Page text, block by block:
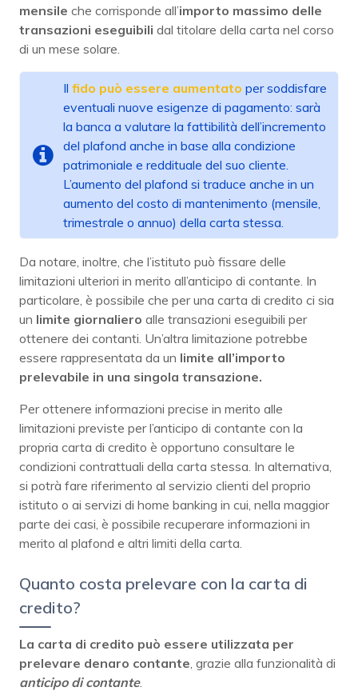
mensile che corrisponde all’importo massimo delle
transazioni eseguibili dal titolare della carta nel corso
di un mese solare.
Il fido può essere aumentato per soddisfare
eventuali nuove esigenze di pagamento: sarà
la banca a valutare la fattibilità dell’incremento
del plafond anche in base alla condizione
patrimoniale e reddituale del suo cliente.
L’aumento del plafond si traduce anche in un
aumento del costo di mantenimento (mensile,
trimestrale o annuo) della carta stessa.
Da notare, inoltre, che l’istituto può fissare delle
limitazioni ulteriori in merito all’anticipo di contante. In
particolare, è possibile che per una carta di credito ci sia
un limite giornaliero alle transazioni eseguibili per
ottenere dei contanti. Un’altra limitazione potrebbe
essere rappresentata da un limite all’importo
prelevabile in una singola transazione.
Per ottenere informazioni precise in merito alle
limitazioni previste per l’anticipo di contante con la
propria carta di credito è opportuno consultare le
condizioni contrattuali della carta stessa. In alternativa,
si potrà fare riferimento al servizio clienti del proprio
istituto o ai servizi di home banking in cui, nella maggior
parte dei casi, è possibile recuperare informazioni in
merito al plafond e altri limiti della carta.
Quanto costa prelevare con la carta di
credito?
La carta di credito può essere utilizzata per
prelevare denaro contante , grazie alla funzionalità di
anticipo di contante.